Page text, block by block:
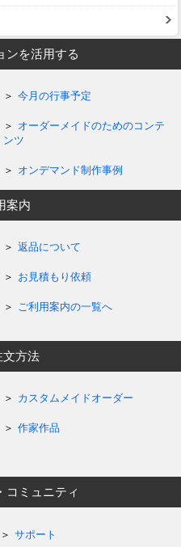
ンを活用する
今月の行事予定
オーダーメイドのためのコンテ
ンツ
オンデマンド制作事例
案内
返品について
お見積もり依頼
ご利用案内の一覧へ
文方法
カスタムメイドオーダー
作家作品
コミュニティ
サポート